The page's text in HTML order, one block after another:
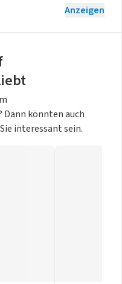
Anzeigen
Dann könnten auch
interessant sein.